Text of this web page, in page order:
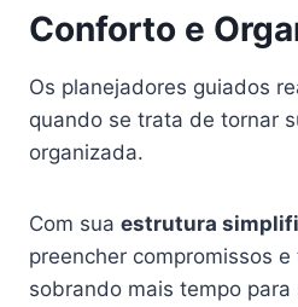
Conforto e
Os planejadores guiados
quando se trata de tornar
organizada.
Com sua estrutura
preencher compromissos
sobrando mais tempo